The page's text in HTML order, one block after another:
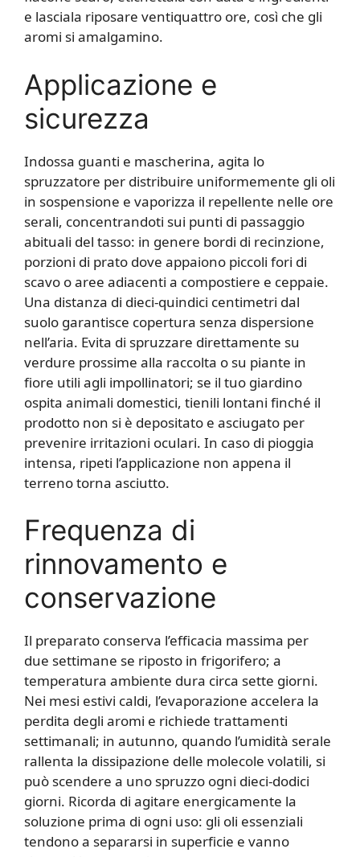
e lasciala riposare ventiquattro ore, così che gli
aromi si amalgamino.
Applicazione e
sicurezza
Indossa guanti e mascherina, agita lo
spruzzatore per distribuire uniformemente gli oli
in sospensione e vaporizza il repellente nelle ore
serali, concentrandoti sui punti di passaggio
abituali del tasso: in genere bordi di recinzione,
porzioni di prato dove appaiono piccoli fori di
scavo o aree adiacenti a compostiere e ceppaie.
Una distanza di dieci-quindici centimetri dal
suolo garantisce copertura senza dispersione
nell’aria. Evita di spruzzare direttamente su
verdure prossime alla raccolta o su piante in
fiore utili agli impollinatori; se il tuo giardino
ospita animali domestici, tienili lontani finché il
prodotto non si è depositato e asciugato per
prevenire irritazioni oculari. In caso di pioggia
intensa, ripeti l’applicazione non appena il
terreno torna asciutto.
Frequenza di
rinnovamento e
conservazione
Il preparato conserva l’efficacia massima per
due settimane se riposto in frigorifero; a
temperatura ambiente dura circa sette giorni.
Nei mesi estivi caldi, l’evaporazione accelera la
perdita degli aromi e richiede trattamenti
settimanali; in autunno, quando l’umidità serale
rallenta la dissipazione delle molecole volatili, si
può scendere a uno spruzzo ogni dieci-dodici
giorni. Ricorda di agitare energicamente la
soluzione prima di ogni uso: gli oli essenziali
tendono a separarsi in superficie e vanno